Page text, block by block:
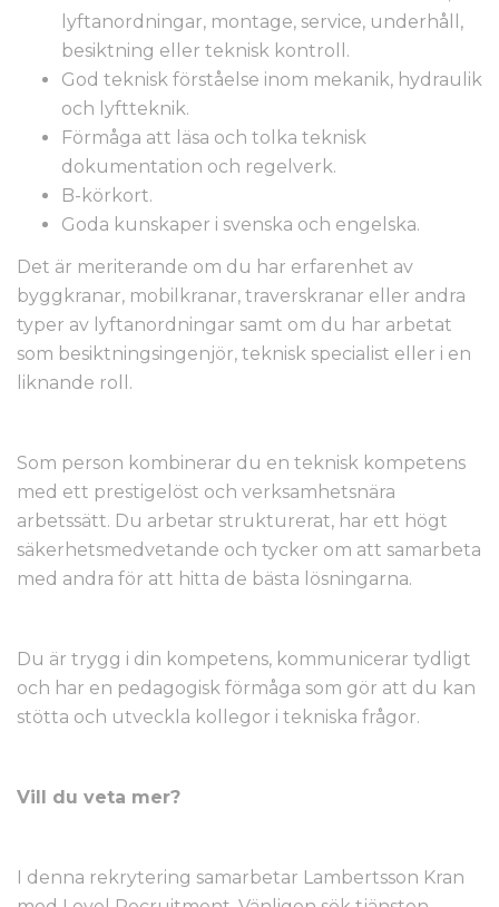
lyftanordningar, montage, service, underhåll,
besiktning eller teknisk kontroll.
God teknisk förståelse inom mekanik, hydraulik
och lyftteknik.
Förmåga att läsa och tolka teknisk
dokumentation och regelverk.
B-körkort.
Goda kunskaper i svenska och engelska.
Det är meriterande om du har erfarenhet av
byggkranar, mobilkranar, traverskranar eller andra
typer av lyftanordningar samt om du har arbetat
som besiktningsingenjör, teknisk specialist eller i en
liknande roll.
Som person kombinerar du en teknisk kompetens
med ett prestigelöst och verksamhetsnära
arbetssätt. Du arbetar strukturerat, har ett högt
säkerhetsmedvetande och tycker om att samarbeta
med andra för att hitta de bästa lösningarna.
Du är trygg i din kompetens, kommunicerar tydligt
och har en pedagogisk förmåga som gör att du kan
stötta och utveckla kollegor i tekniska frågor.
Vill du veta mer?
I denna rekrytering samarbetar Lambertsson Kran